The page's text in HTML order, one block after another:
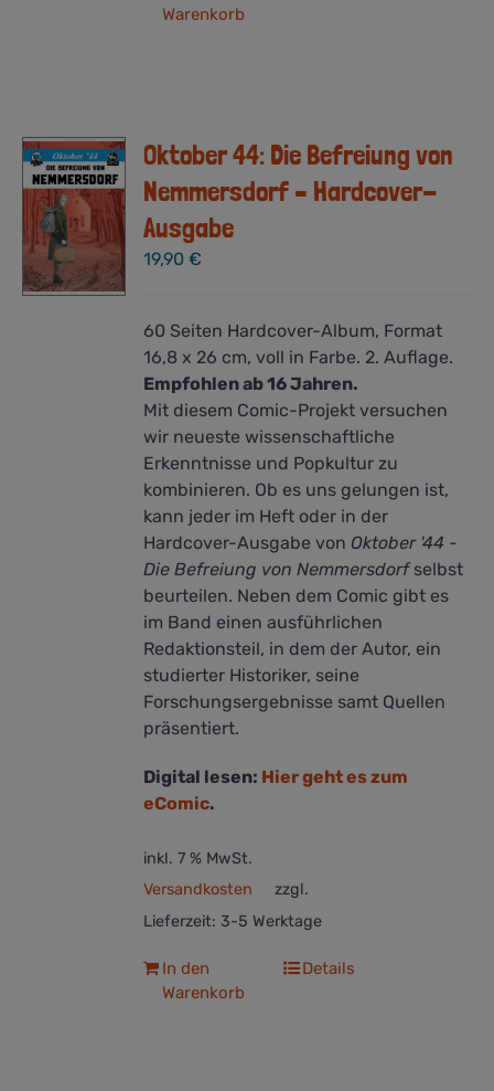
Warenkorb
Oktober 44: Die Befreiung von
Nemmersdorf – Hardcover-
Ausgabe
19,90€
60 Seiten Hardcover-Album, Format
16,8 x 26 cm, voll in Farbe. 2. Auflage.
Empfohlen ab 16 Jahren.
Mit diesem Comic-Projekt versuchen
wir neueste wissenschaftliche
Erkenntnisse und Popkultur zu
kombinieren. Ob es uns gelungen ist,
kann jeder im Heft oder in der
Hardcover-Ausgabe von Oktober '44 -
Die Befreiung von Nemmersdorfselbst
beurteilen. Neben dem Comic gibt es
im Band einen ausführlichen
Redaktionsteil, in dem der Autor, ein
studierter Historiker, seine
Forschungsergebnisse samt Quellen
präsentiert.
Digital lesen: Hier geht es zum
eComic.
inkl. 7 % MwSt.
zzgl.
Versandkosten
Lieferzeit: 3-5 Werktage
In den
Warenkorb
Details